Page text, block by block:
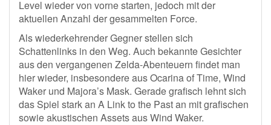
Level wieder von vorne starten, jedoch mit der
aktuellen Anzahl der gesammelten Force.
Als wiederkehrender Gegner stellen sich
Schattenlinks in den Weg. Auch bekannte Gesichter
aus den vergangenen Zelda-Abenteuern findet man
hier wieder, insbesondere aus Ocarina of Time, Wind
Waker und Majora’s Mask. Gerade grafisch lehnt sich
das Spiel stark an A Link to the Past an mit grafischen
sowie akustischen Assets aus Wind Waker.